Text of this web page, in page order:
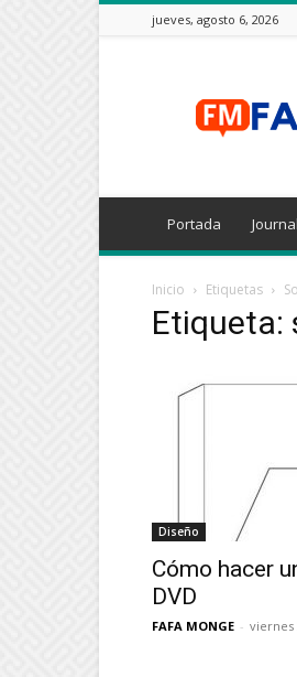
jueves, agosto 6, 2026
Portada Journal
Inicio Etiquetas
Etiqueta:
Diseño
Cómo hacer
DVD
FAFA MONGE - viernes